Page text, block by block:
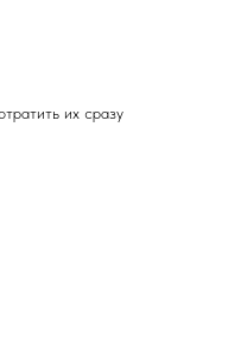
их сразу